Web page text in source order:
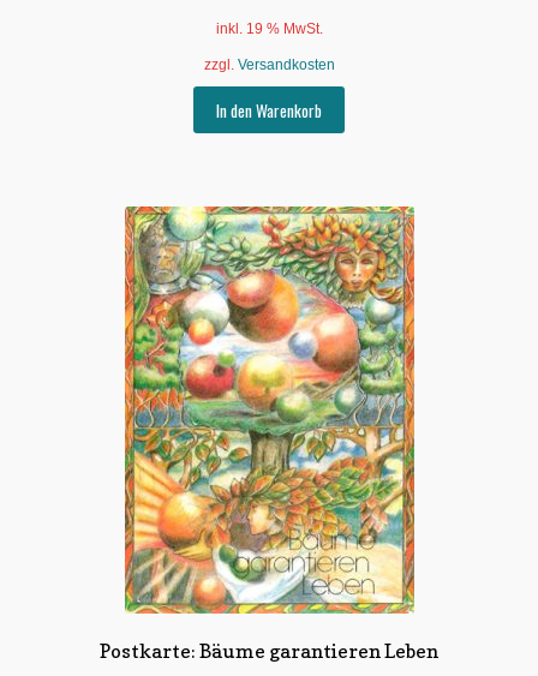
inkl. 19 % MwSt.
zzgl. Versandkosten
In den Warenkorb
Postkarte: Bäume garantieren Leben